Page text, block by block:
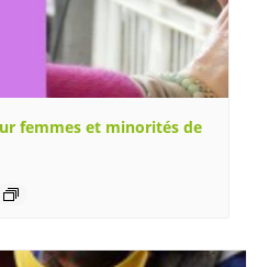
femmes et minorités de